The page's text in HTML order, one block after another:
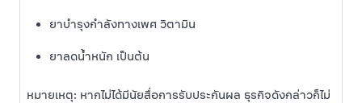
ยาบำรุงกำลังทางเพศ วิตามิน
ยาลดน้ำหนัก เป็นต้น
หมายเหตุ: หากไม่ได้มีนัยสื่อการรับประกันผล ธุรกิจดังกล่าวก็ไม่